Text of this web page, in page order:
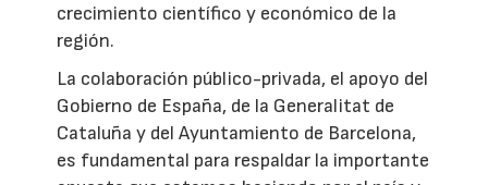
crecimiento científico y económico de la
región.
La colaboración público-privada, el apoyo del
Gobierno de España, de la Generalitat de
Cataluña y del Ayuntamiento de Barcelona,
es fundamental para respaldar la importante